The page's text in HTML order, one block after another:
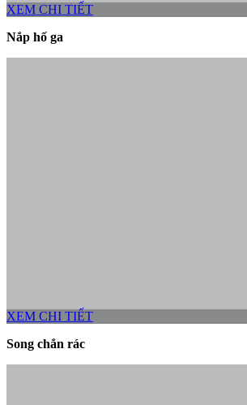
XEM CHI TIẾT
Nắp hố ga
XEM CHI TIẾT
Song chắn rác